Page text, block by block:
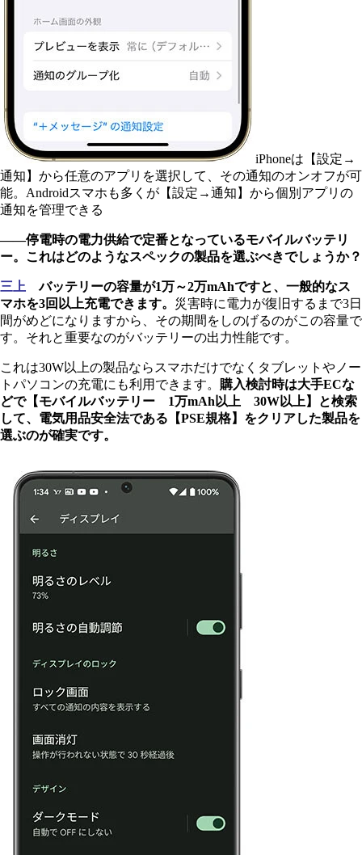
iPhoneは【設定→
通知】から任意のアプリを選択して、その通知のオンオフが可
能。Androidスマホも多くが【設定→通知】から個別アプリの
通知を管理できる
――停電時の電力供給で定番となっているモバイルバッテリ
ー。これはどのようなスペックの製品を選ぶべきでしょうか？
三上
バッテリーの容量が1万～2万mAhですと、一般的なス
マホを3回以上充電できます。 災害時に電力が復旧するまで3日
間がめどになりますから、その期間をしのげるのがこの容量で
す。それと重要なのがバッテリーの出力性能です。
これは30W以上の製品ならスマホだけでなくタブレットやノー
トパソコンの充電にも利用できます。 購入検討時は大手ECな
どで【モバイルバッテリー 1万mAh以上 30W以上】と検索
して、電気用品安全法である【PSE規格】をクリアした製品を
選ぶのが確実です。